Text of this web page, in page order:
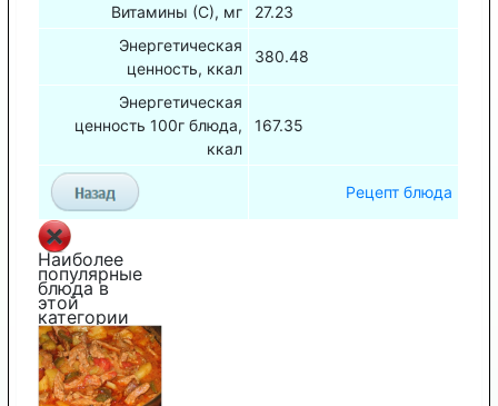
Витамины (С), мг
27.23
Энергетическая
ценность, ккал
380.48
Энергетическая
ценность 100г блюда,
ккал
167.35
Рецепт блюда
Наиболее
популярные
блюда в
этой
категории